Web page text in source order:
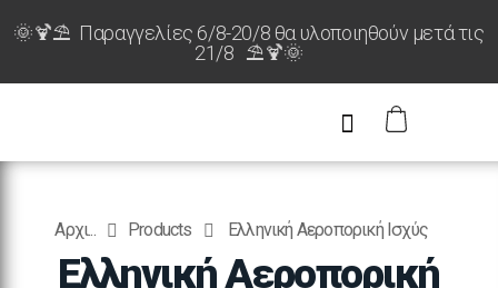
🌞🍹⛱️ Παραγγελίες 6/8-20/8 θα υλοποιηθούν μετά τις
21/8 ⛱️🍹🌞
Αρχι... Products Ελληνική Αεροπορική Ισχύς
Ελληνική Αεροπορική